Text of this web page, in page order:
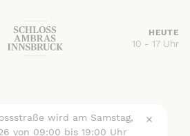
HEUTE
10 - 17 Uhr
wird am Samstag,
von 09:00 bis 19:00 Uhr